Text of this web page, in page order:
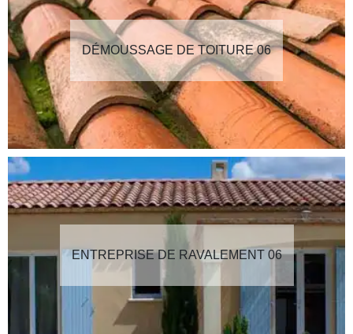
DÉMOUSSAGE DE TOITURE 06
ENTREPRISE DE RAVALEMENT 06